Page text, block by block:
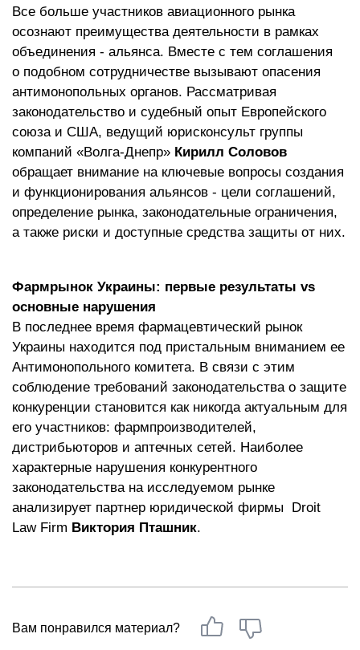
Все больше участников авиационного рынка
осознают преимущества деятельности в рамках
объединения - альянса. Вместе с тем соглашения
о подобном сотрудничестве вызывают опасения
антимонопольных органов. Рассматривая
законодательство и судебный опыт Европейского
союза и США, ведущий юрисконсульт группы
компаний «Волга-Днепр» Кирилл Соловов
обращает внимание на ключевые вопросы создания
и функционирования альянсов - цели соглашений,
определение рынка, законодательные ограничения,
а также риски и доступные средства защиты от них.
Фармрынок Украины: первые результаты vs
основные нарушения
В последнее время фармацевтический рынок
Украины находится под пристальным вниманием ее
Антимонопольного комитета. В связи с этим
соблюдение требований законодательства о защите
конкуренции становится как никогда актуальным для
его участников: фармпроизводителей,
дистрибьюторов и аптечных сетей. Наиболее
характерные нарушения конкурентного
законодательства на исследуемом рынке
анализирует партнер юридической фирмы
Droit
Law Firm Виктория Пташник.
Вам понравился материал?